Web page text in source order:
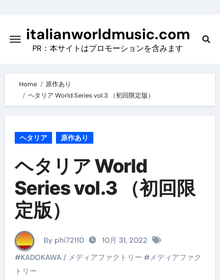
contentitalianworldmusic.com
PR：本サイトはプロモーションを含みます
Home
原作あり
ヘタリア World Series vol.3 （初回限定版）
ヘタリア 原作あり
ヘタリア World
Series vol.3 （初回限
定版）
By phi72110
10月 31, 2022
#KADOKAWA / メディアファクトリー #メディアファク
トリー